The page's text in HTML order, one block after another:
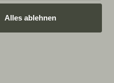
Alles ablehnen